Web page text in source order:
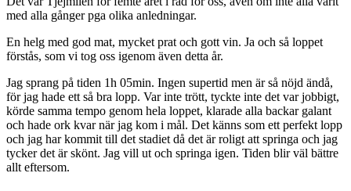
med alla gånger pga olika anledningar.
En helg med god mat, mycket prat och gott vin. Ja och så loppet
förstås, som vi tog oss igenom även detta år.
Jag sprang på tiden 1h 05min. Ingen supertid men är så nöjd ändå,
för jag hade ett så bra lopp. Var inte trött, tyckte inte det var jobbigt,
körde samma tempo genom hela loppet, klarade alla backar galant
och hade ork kvar när jag kom i mål. Det känns som ett perfekt lopp
och jag har kommit till det stadiet då det är roligt att springa och jag
tycker det är skönt. Jag vill ut och springa igen. Tiden blir väl bättre
allt eftersom.